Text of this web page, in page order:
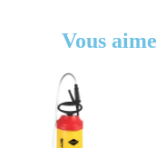
Vous